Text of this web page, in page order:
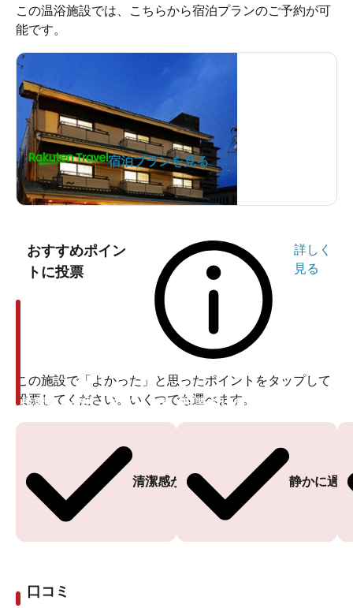
この温浴施設では、こちらから宿泊プランのご予約が可
能です。
1泊円～
宿泊プランを見る
おすすめポイン
トに投票
詳しく
見る
この施設で「よかった」と思ったポイントをタップして
投票してください。いくつでも選べます。
清潔感がある
投票ありがとうございます
静かに過
投票ありがとうございます
口コミ